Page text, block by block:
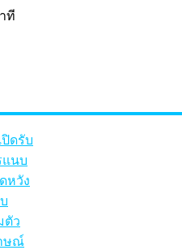
ที
ดรับ
แนบ
หวัง
ตัว
ษณ์